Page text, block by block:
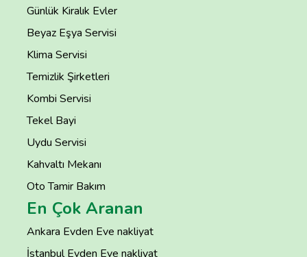
Günlük Kiralık Evler
Beyaz Eşya Servisi
Klima Servisi
Temizlik Şirketleri
Kombi Servisi
Tekel Bayi
Uydu Servisi
Kahvaltı Mekanı
Oto Tamir Bakım
En Çok Aranan
Ankara Evden Eve nakliyat
İstanbul Evden Eve nakliyat